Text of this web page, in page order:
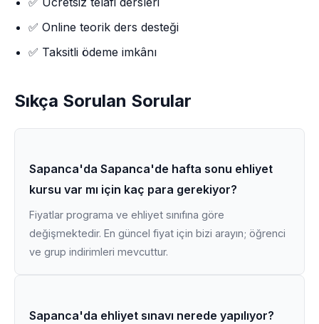
✅ Online teorik ders desteği
✅ Taksitli ödeme imkânı
Sıkça Sorulan Sorular
Sapanca'da Sapanca'de hafta sonu ehliyet
kursu var mı için kaç para gerekiyor?
Fiyatlar programa ve ehliyet sınıfına göre
değişmektedir. En güncel fiyat için bizi arayın; öğrenci
ve grup indirimleri mevcuttur.
Sapanca'da ehliyet sınavı nerede yapılıyor?